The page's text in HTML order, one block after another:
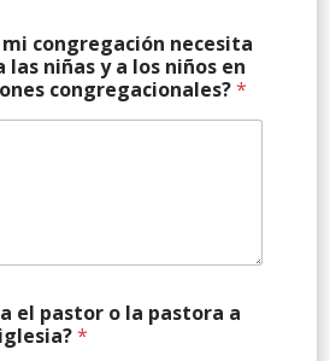
mi congregación necesita
niñas y a los niños en
congregacionales?*
el pastor o la pastora a
*